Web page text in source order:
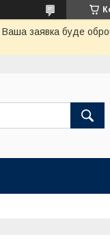
Ваша заявка буде